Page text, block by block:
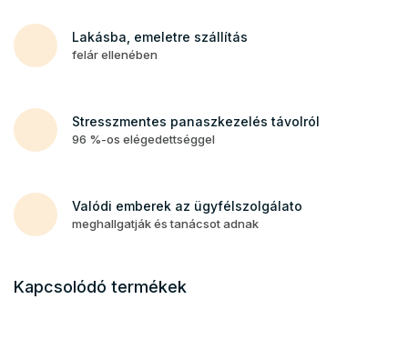
Lakásba, emeletre szállítás
felár ellenében
Stresszmentes panaszkezelés távolról
96 %-os elégedettséggel
Valódi emberek az ügyfélszolgálato
meghallgatják és tanácsot adnak
Kapcsolódó termékek